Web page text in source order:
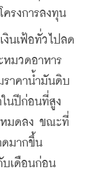
รงการลงทุน
นเฟ้อทั่วไปลด
หมวดอาหาร
ราคาน้ำมันดิบ
นปีก่อนที่สูง
หมดลง ขณะที่
มากขึ้น
บเดือนก่อน